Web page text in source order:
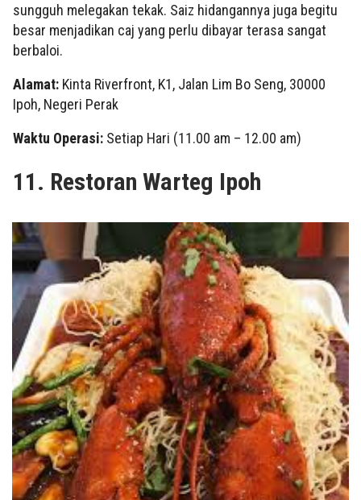
sungguh melegakan tekak. Saiz hidangannya juga begitu
besar menjadikan caj yang perlu dibayar terasa sangat
berbaloi.
Alamat: Kinta Riverfront, K1, Jalan Lim Bo Seng, 30000
Ipoh, Negeri Perak
Waktu Operasi: Setiap Hari (11.00 am – 12.00 am)
11. Restoran Warteg Ipoh